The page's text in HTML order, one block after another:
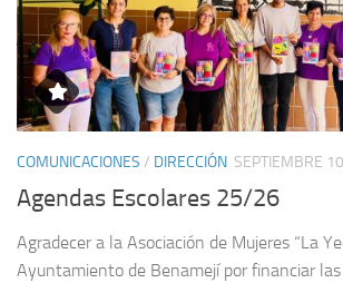
COMUNICACIONES / DIRECCIÓN SEPTIEMBRE
Agendas Escolares 25/26
Agradecer a la Asociación de Mujeres “La
Ayuntamiento de Benamejí por financiar